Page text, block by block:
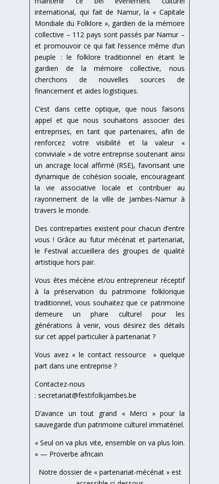
international, qui fait de Namur, la « Capitale
Mondiale du Folklore », gardien de la mémoire
collective – 112 pays sont passés par Namur –
et promouvoir ce qui fait l’essence même d’un
peuple : le folklore traditionnel en étant le
gardien de la mémoire collective, nous
cherchons de nouvelles sources de
financement et aides logistiques.
C’est dans cette optique, que nous faisons
appel et que nous souhaitons associer des
entreprises, en tant que partenaires, afin de
renforcez votre visibilité et la valeur «
conviviale » de votre entreprise soutenant ainsi
un ancrage local affirmé (RSE), favorisant une
dynamique de cohésion sociale, encourageant
la vie associative locale et contribuer au
rayonnement de la ville de Jambes-Namur à
travers le monde.
Des contreparties existent pour chacun d’entre
vous ! Grâce au futur mécénat et partenariat,
le Festival accueillera des groupes de qualité
artistique hors pair.
Vous êtes mécène et/ou entrepreneur réceptif
à la préservation du patrimoine folklorique
traditionnel, vous souhaitez que ce patrimoine
demeure un phare culturel pour les
générations à venir, vous désirez des détails
sur cet appel particulier à partenariat ?
Vous avez « le contact ressource » quelque
part dans une entreprise ?
Contactez-nous
: secretariat@festifolkjambes.be
D’avance un tout grand « Merci » pour la
sauvegarde d’un patrimoine culturel immatériel.
« Seul on va plus vite, ensemble on va plus loin.
» — Proverbe africain
Notre dossier de « partenariat-mécénat » est